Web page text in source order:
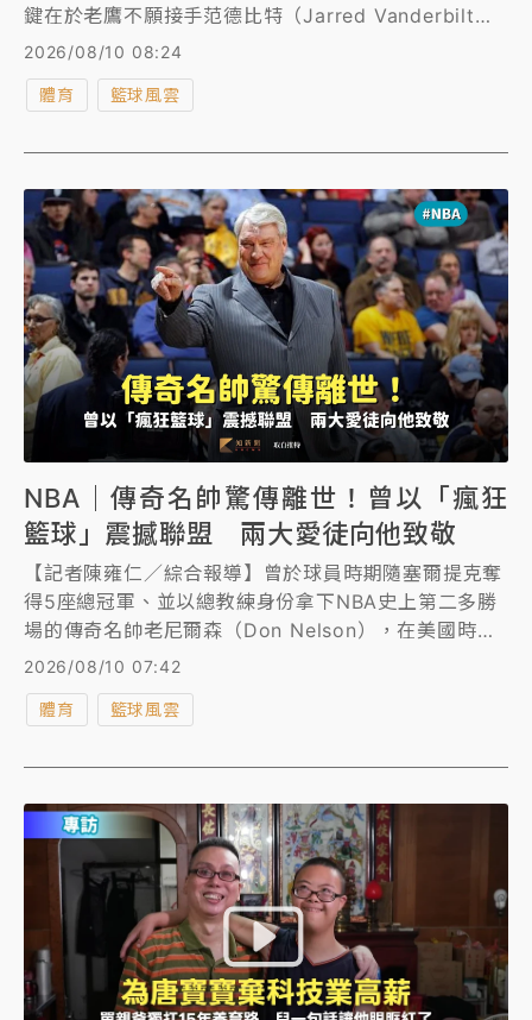
鍵在於老鷹不願接手范德比特（Jarred Vanderbilt）
的合約，導致雙方的「先簽後換」交易談判陷入僵局，
為了解決此一困境，美媒《運動畫刊》獻策，提出「三
方交易」方案，希望能促成庫明加如願加盟湖人。
2026/08/10 08:24
體育 籃球風雲
NBA｜傳奇名帥驚傳離世！曾以「瘋狂
籃球」震撼聯盟 兩大愛徒向他致敬
【記者陳雍仁／綜合報導】曾於球員時期隨塞爾提克奪
得5座總冠軍、並以總教練身份拿下NBA史上第二多勝
場的傳奇名帥老尼爾森（Don Nelson），在美國時間
9日驚傳離世噩耗，享壽86歲。
2026/08/10 07:42
體育 籃球風雲